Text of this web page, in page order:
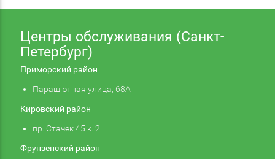
Центры обслуживания (Санкт-
Петербург)
Приморский район
Парашютная улица, 68А
Кировский район
пр. Стачек 45 к. 2
Фрунзенский район